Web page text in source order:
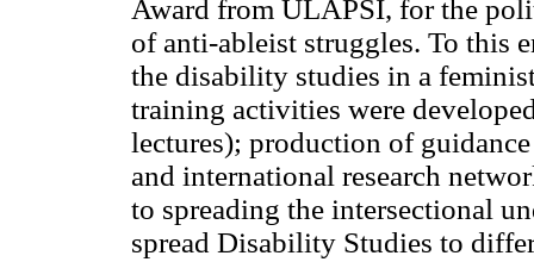
Award from ULAPSI, for the
of anti-ableist struggles. To this
the disability studies in a
training activities were
lectures); production of
and international research
to spreading the intersectional
spread Disability Studies to